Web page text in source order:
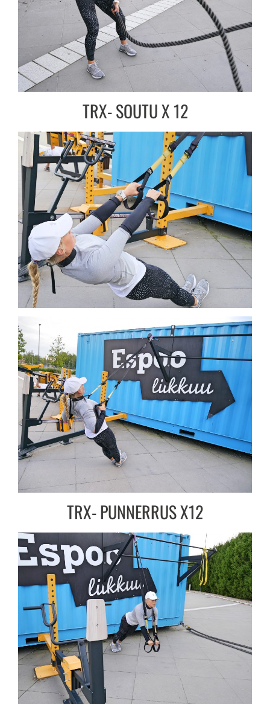
TRX- SOUTU X 12
TRX- PUNNERRUS X12